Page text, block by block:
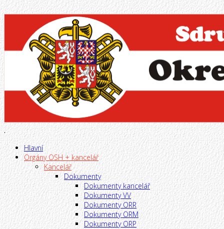
.
Hlavní
Orgány OSH + kancelář
Kancelář
Dokumenty
Dokumenty kancelář
Dokumenty VV
Dokumenty ORR
Dokumenty ORM
Dokumenty ORP